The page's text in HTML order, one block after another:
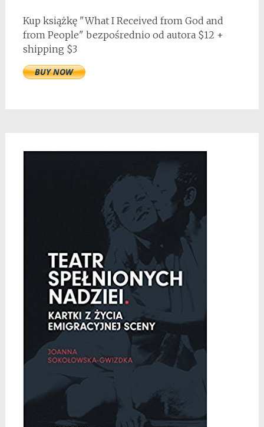
Kup książkę "What I Received from God and
from People" bezpośrednio od autora $12 +
shipping $3